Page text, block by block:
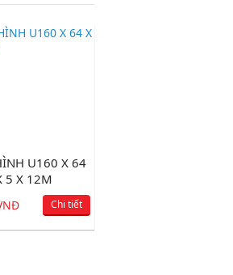
U160 X 64
5 X 12M
Chi tiết